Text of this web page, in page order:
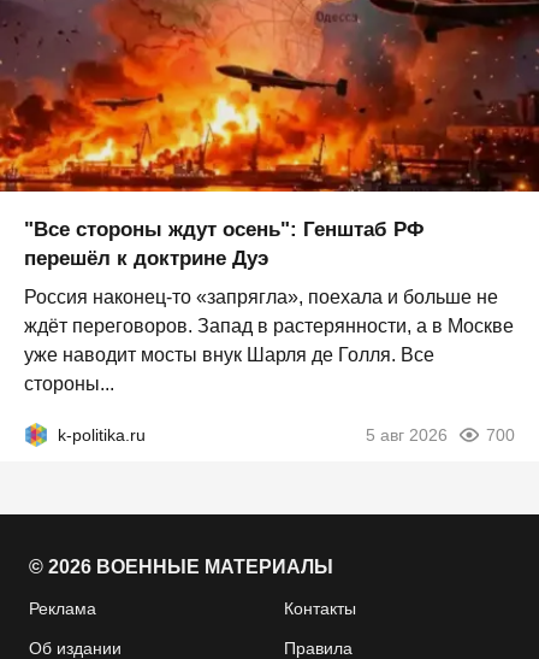
"Все стороны ждут осень": Генштаб РФ
перешёл к доктрине Дуэ
Россия наконец-то «запрягла», поехала и больше не
ждёт переговоров. Запад в растерянности, а в Москве
уже наводит мосты внук Шарля де Голля. Все
стороны...
k-politika.ru 5 авг 2026 700
© 2026 ВОЕННЫЕ МАТЕРИАЛЫ
Реклама Контакты
Об издании Правила